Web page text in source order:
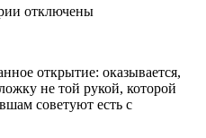
к
о
способе
похудения
отключены
открытие: оказывается,
не той рукой, которой
советуют есть с